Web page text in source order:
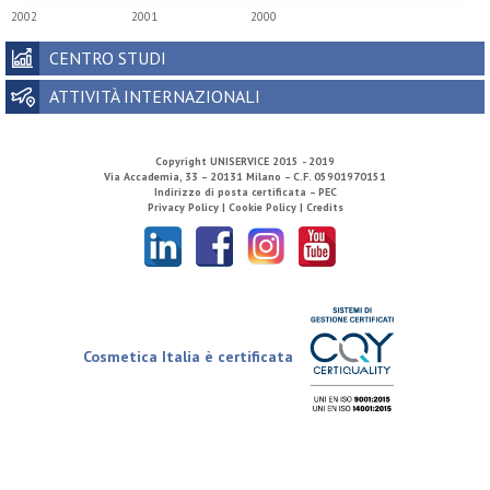
2002
2001 2000
CENTRO STUDI
ATTIVITÀ INTERNAZIONALI
Copyright UNISERVICE 2015 - 2019
Via Accademia, 33 – 20131 Milano – C.F. 05901970151
Indirizzo di posta certificata – PEC
Privacy Policy | Cookie Policy | Credits
Cosmetica Italia è certificata